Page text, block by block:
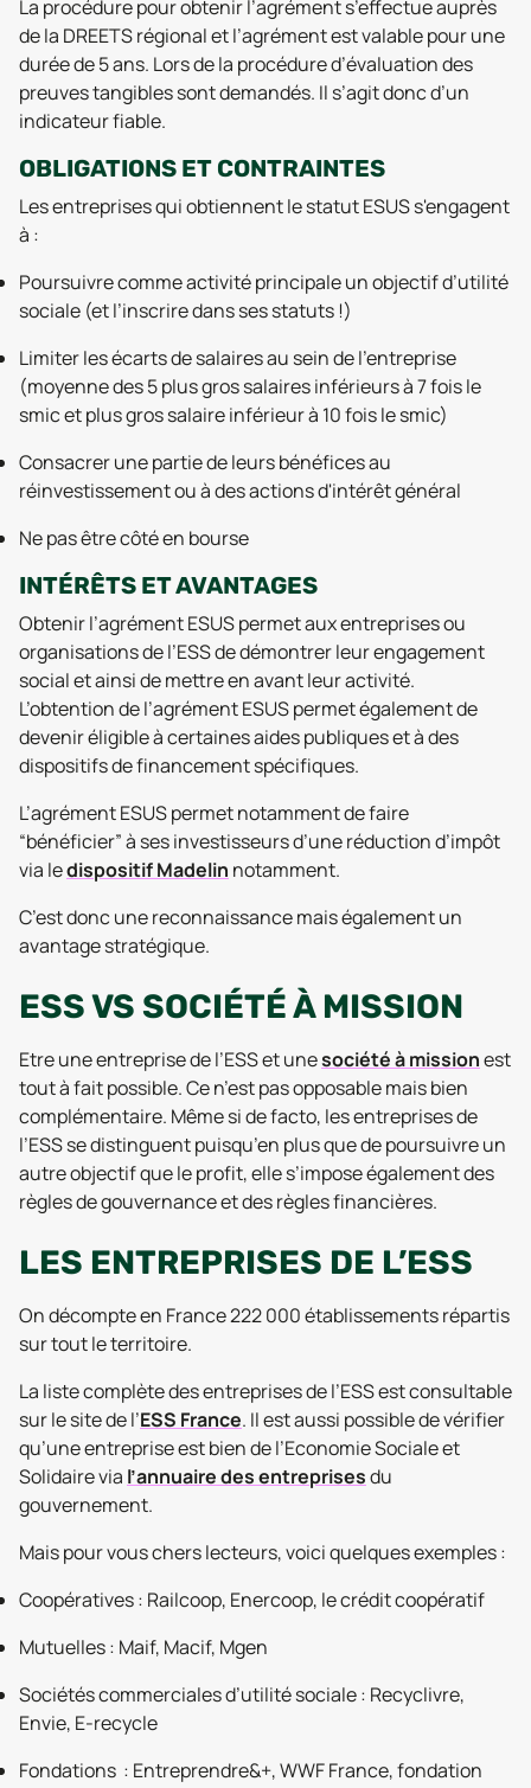
La procédure pour obtenir l’agrément s’effectue auprès
de la DREETS régional et l’agrément est valable pour une
durée de 5 ans. Lors de la procédure d’évaluation des
preuves tangibles sont demandés. Il s’agit donc d’un
indicateur fiable.
OBLIGATIONS ET CONTRAINTES
Les entreprises qui obtiennent le statut ESUS s'engagent
à :
Poursuivre comme activité principale un objectif d’utilité
sociale (et l’inscrire dans ses statuts !)
Limiter les écarts de salaires au sein de l’entreprise
(moyenne des 5 plus gros salaires inférieurs à 7 fois le
smic et plus gros salaire inférieur à 10 fois le smic)
Consacrer une partie de leurs bénéfices au
réinvestissement ou à des actions d'intérêt général
Ne pas être côté en bourse
INTÉRÊTS ET AVANTAGES
Obtenir l’agrément ESUS permet aux entreprises ou
organisations de l’ESS de démontrer leur engagement
social et ainsi de mettre en avant leur activité.
L’obtention de l’agrément ESUS permet également de
devenir éligible à certaines aides publiques et à des
dispositifs de financement spécifiques.
L’agrément ESUS permet notamment de faire
“bénéficier” à ses investisseurs d’une réduction d’impôt
via ledispositif Madelin notamment.
C’est donc une reconnaissance mais également un
avantage stratégique.
ESS VS SOCIÉTÉ À MISSION
Etre une entreprise de l’ESS et unesociété à missionest
tout à fait possible. Ce n’est pas opposable mais bien
complémentaire. Même si de facto, les entreprises de
l’ESS se distinguent puisqu’en plus que de poursuivre un
autre objectif que le profit, elle s’impose également des
règles de gouvernance et des règles financières.
LES ENTREPRISES DE L’ESS
On décompte en France 222 000 établissements répartis
sur tout le territoire.
La liste complète des entreprises de l’ESS est consultable
sur le site de l’ESS France. Il est aussi possible de vérifier
qu’une entreprise est bien de l’Economie Sociale et
Solidaire via l’annuaire des entreprisesdu
gouvernement.
Mais pour vous chers lecteurs, voici quelques exemples :
Coopératives : Railcoop, Enercoop, le crédit coopératif
Mutuelles : Maif, Macif, Mgen
Sociétés commerciales d’utilité sociale : Recyclivre,
Envie, E-recycle
Fondations : Entreprendre&+, WWF France, fondation